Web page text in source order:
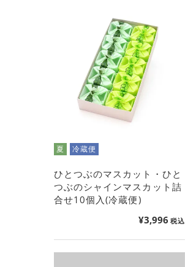
夏 冷蔵便
ひとつぶのマスカット・ひと
つぶのシャインマスカット詰
合せ10個入(冷蔵便)
¥3,996 税込